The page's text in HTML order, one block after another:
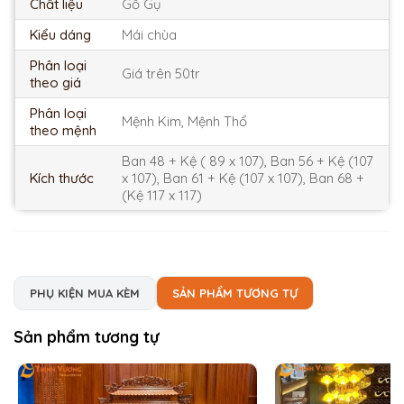
Chất liệu
Gỗ Gụ
Kiểu dáng
Mái chùa
Phân loại
theo giá
Giá trên 50tr
Phân loại
theo mệnh
Mệnh Kim, Mệnh Thổ
Kích thước
Ban 48 + Kệ ( 89 x 107), Ban 56 + Kệ (107
x 107), Ban 61 + Kệ (107 x 107), Ban 68 +
(Kệ 117 x 117)
PHỤ KIỆN MUA KÈM SẢN PHẨM TƯƠNG TỰ
Sản phẩm tương tự